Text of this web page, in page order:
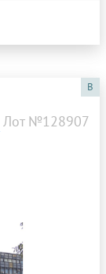
B
Лот №128907